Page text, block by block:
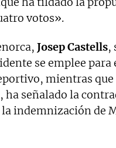
votos».
Josep Castells,
se emplee
mientras
ha señalado la
indemnización de